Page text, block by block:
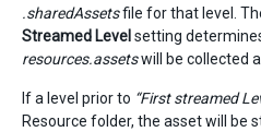
.sharedAssetsfile for that level.
Streamed Level setting
resources.assetswill be collected
If a level prior to “First streamed
Resource folder, the asset will be